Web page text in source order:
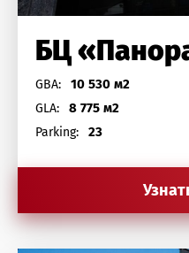
БЦ
GBA: 10 530 м2
GLA: 8 775 м2
Parking: 23